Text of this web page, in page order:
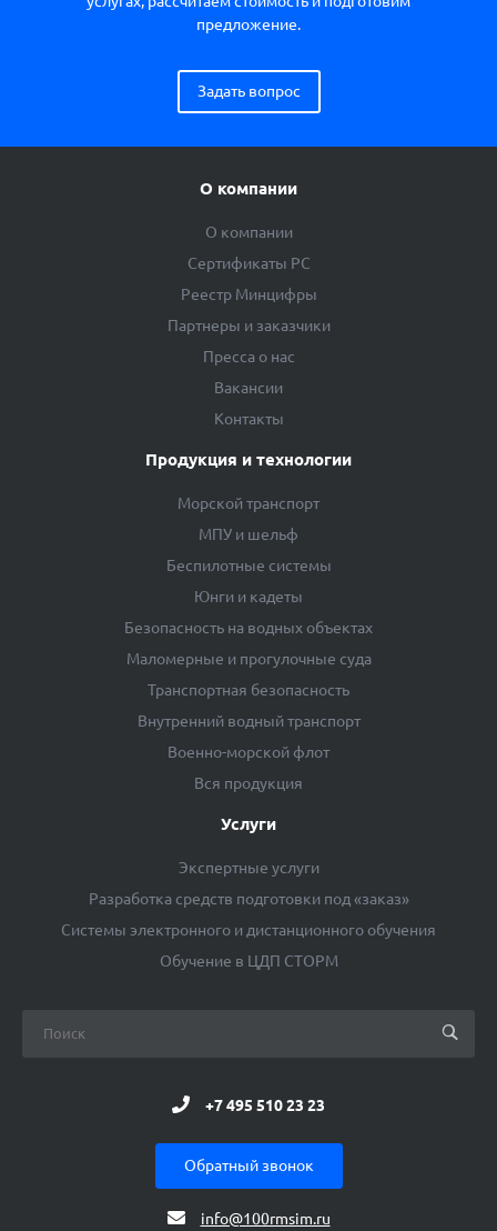
предложение.
Задать вопрос
О компании
О компании
Сертификаты РС
Реестр Минцифры
Партнеры и заказчики
Пресса о нас
Вакансии
Контакты
Продукция и технологии
Морской транспорт
МПУ и шельф
Беспилотные системы
Юнги и кадеты
Безопасность на водных объектах
Маломерные и прогулочные суда
Транспортная безопасность
Внутренний водный транспорт
Военно-морской флот
Вся продукция
Услуги
Экспертные услуги
Разработка средств подготовки под «заказ»
Системы электронного и дистанционного обучения
Обучение в ЦДП СТОРМ
+7 495 510 23 23
Обратный звонок
info@100rmsim.ru